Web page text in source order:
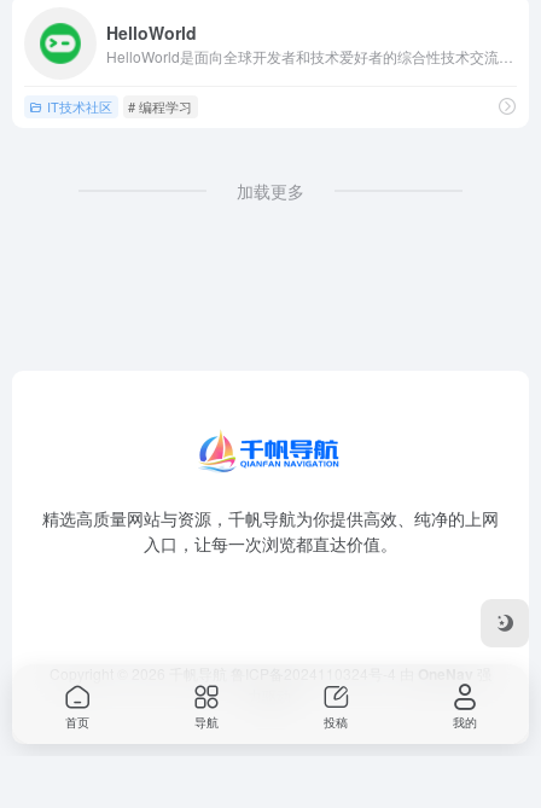
HelloWorld
IT技术社区 # 编程学习
加载更多
精选高质量网站与资源，千帆导航为你提供高效、纯净的上网
入口，让每一次浏览都直达价值。
首页 导航 投稿 我的